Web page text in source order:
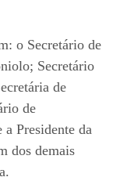
o Secretário de
Secretário
de
de
Presidente da
dos demais